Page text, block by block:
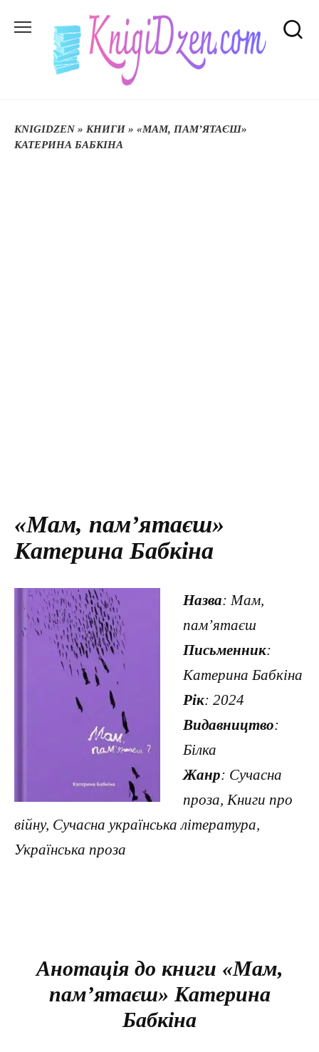
до
KNIGIDZEN» КНИГИ » «МАМ, ПАМ’ЯТАЄШ»
КАТЕРИНА БАБКІНА
«Мам, пам’ятаєш»
Катерина Бабкіна
Назва: Мам,
пам’ятаєш
Письменник:
Катерина Бабкіна
Рік: 2024
Видавництво:
Білка
Жанр: Сучасна
проза, Книги про
війну, Сучасна українська література,
Українська проза
Анотація до книги «Мам,
пам’ятаєш» Катерина
Бабкіна